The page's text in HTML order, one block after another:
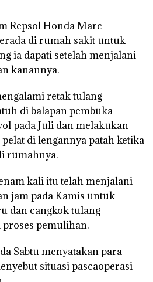
Repsol Honda Marc
di rumah sakit untuk
ia dapati setelah menjalani
kanannya.
retak tulang
di balapan pembuka
pada Juli dan melakukan
di lengannya patah ketika
rumahnya.
kali itu telah menjalani
jam pada Kamis untuk
dan cangkok tulang
pemulihan.
Sabtu menyatakan para
situasi pascaoperasi